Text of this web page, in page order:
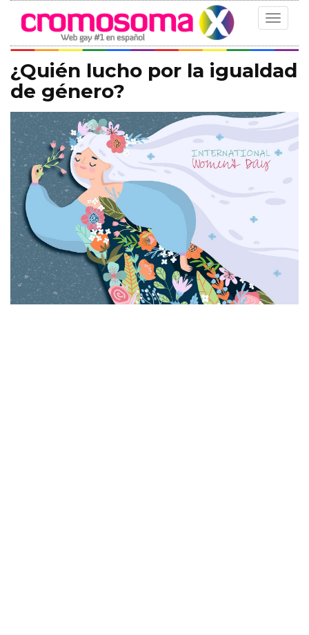
Toggle
¿Quién lucho por la igualdad
de género?